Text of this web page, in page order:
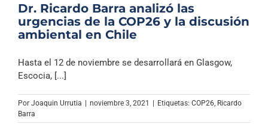
Dr. Ricardo Barra analizó las
urgencias de la COP26 y la discusión
ambiental en Chile
Hasta el 12 de noviembre se desarrollará en Glasgow,
Escocia, [...]
Por Joaquin Urrutia | noviembre 3, 2021 | Etiquetas: COP26 Ricardo
Barra